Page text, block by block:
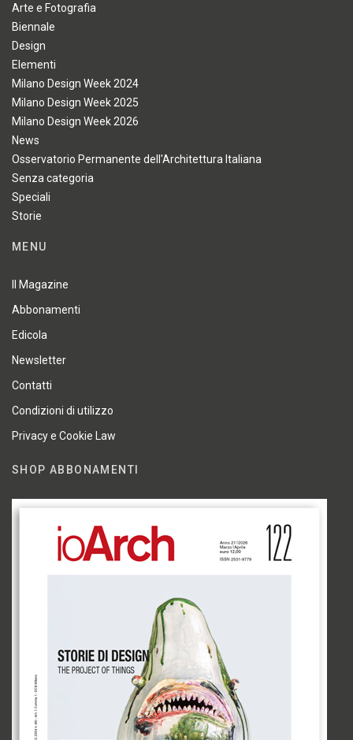
Arte e Fotografia
Biennale
Design
Elementi
Milano Design Week 2024
Milano Design Week 2025
Milano Design Week 2026
News
Osservatorio Permanente dell'Architettura Italiana
Senza categoria
Speciali
Storie
MENU
Il Magazine
Abbonamenti
Edicola
Newsletter
Contatti
Condizioni di utilizzo
Privacy e Cookie Law
SHOP ABBONAMENTI